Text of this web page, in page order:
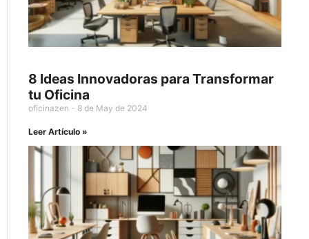
8 Ideas Innovadoras para Transformar
tu Oficina
oficinazen 8 de May de 2024
Leer Artículo »